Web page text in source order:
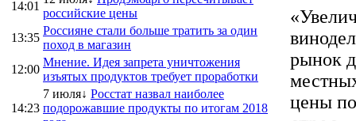
14:01
российские цены
13:35
Россияне стали больше тратить за один
поход в магазин
12:00
Мнение. Идея запрета уничтожения
изъятых продуктов требует проработки
14:23
7 июля↓ Росстат назвал наиболее
подорожавшие продукты по итогам 2018
рынок
цены